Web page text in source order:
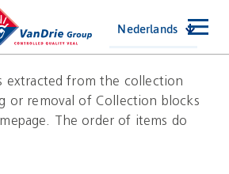
Nederlands
extracted from the collection
or removal of Collection blocks
The order of items do